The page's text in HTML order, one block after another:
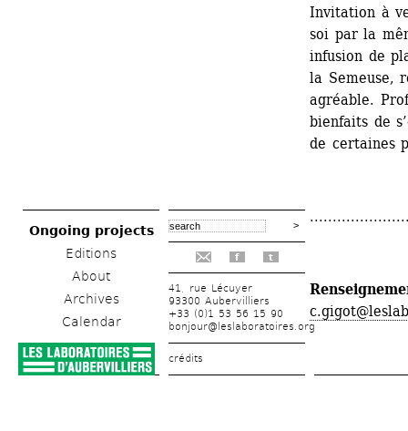
Ongoing projects
Editions
About
Archives
Calendar
f t
41, rue Lécuyer
93300 Aubervilliers
+33 (0)1 53 56 15 90
bonjour@leslaboratoires.org
crédits
Invitation à
soi par la
infusion de
la Semeuse,
agréable.
bienfaits de
de certaines